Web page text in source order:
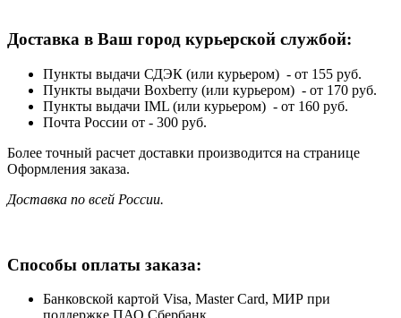
Доставка в Ваш город курьерской службой:
Пункты выдачи СДЭК (или курьером) - от 155 руб.
Пункты выдачи Boxberry (или курьером) - от 170 руб.
Пункты выдачи IML (или курьером) - от 160 руб.
Почта России от - 300 руб.
Более точный расчет доставки производится на странице
Оформления заказа.
Доставка по всей России.
Способы оплаты заказа:
Банковской картой Visa, Master Card, МИР при